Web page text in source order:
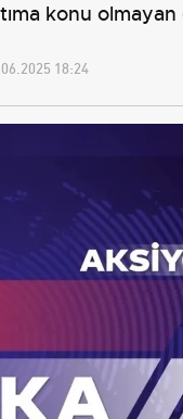
konu
18:24